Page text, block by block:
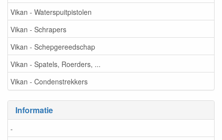
Vikan - Waterspuitpistolen
Vikan - Schrapers
Vikan - Schepgereedschap
Vikan - Spatels, Roerders, ...
Vikan - Condenstrekkers
Informatie
-